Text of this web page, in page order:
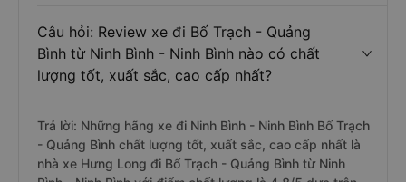
Câu hỏi: Review xe đi Bố Trạch - Quảng
Bình từ Ninh Bình - Ninh Bình nào có chất
lượng tốt, xuất sắc, cao cấp nhất?
Trả lời: Những hãng xe đi Ninh Bình - Ninh Bình Bố Trạch
- Quảng Bình chất lượng tốt, xuất sắc, cao cấp nhất là
nhà xe Hưng Long đi Bố Trạch - Quảng Bình từ Ninh